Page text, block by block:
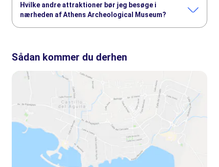
Hvilke andre attraktioner bør jeg besøge i
nærheden af Athens Archeological Museum?
Akropolis i Athens
Acropolis Museum
Temple of Olympian Zeus
Sådan kommer du derhen